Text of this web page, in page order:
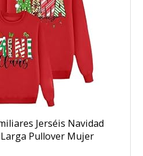
Jerséis Navidad
Pullover Mujer